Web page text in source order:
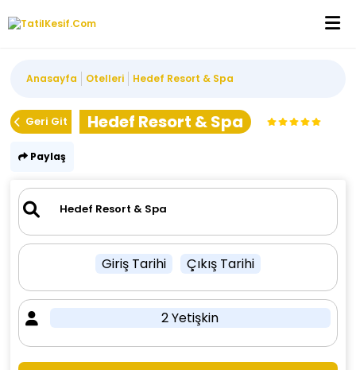
Anasayfa Otelleri Hedef Resort & Spa
Geri Git Hedef Resort & Spa
Paylaş
Giriş Tarihi Çıkış Tarihi
2 Yetişkin